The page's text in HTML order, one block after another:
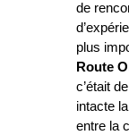
de
plus
Route
c’était
intacte
entre la